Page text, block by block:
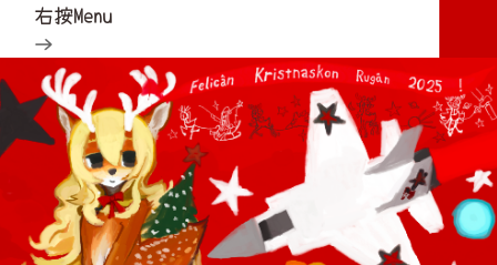
右按Menu
→